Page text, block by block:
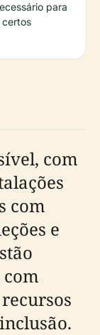
para
certos
com
com
e